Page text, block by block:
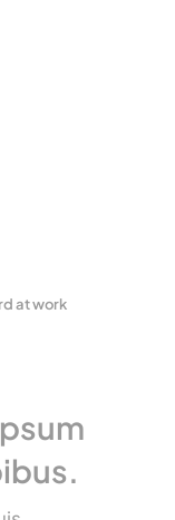
at work